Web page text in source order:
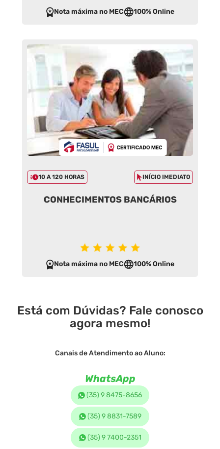
Nota máxima no MEC 100% Online
10 A 120 HORAS INÍCIO IMEDIATO
CONHECIMENTOS BANCÁRIOS
Nota máxima no MEC 100% Online
Está com Dúvidas? Fale conosco
agora mesmo!
Canais de Atendimento ao Aluno:
WhatsApp
(35) 9 8475-8656
(35) 9 8831-7589
(35) 9 7400-2351